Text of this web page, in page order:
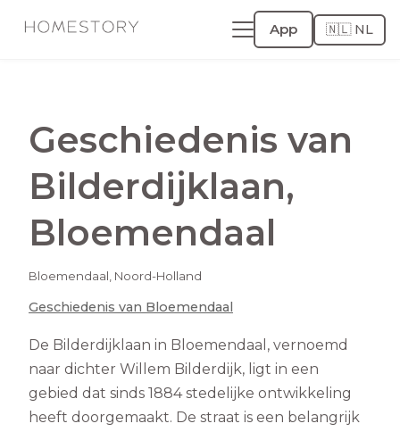
App 🇳🇱 NL
Geschiedenis van
Bilderdijklaan,
Bloemendaal
Bloemendaal, Noord-Holland
Geschiedenis van Bloemendaal
De Bilderdijklaan in Bloemendaal, vernoemd
naar dichter Willem Bilderdijk, ligt in een
gebied dat sinds 1884 stedelijke ontwikkeling
heeft doorgemaakt. De straat is een belangrijk